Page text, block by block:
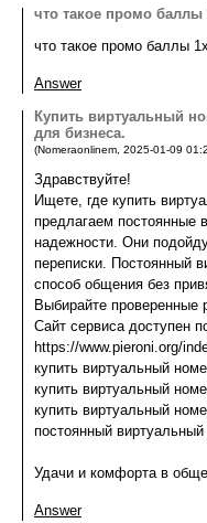
что такое промо баллы
что такое промо баллы
Answer
Купить виртуальный
для бизнеса.
(Nomeraonlinem 2025-01-09
Здравствуйте!
Ищете, где купить
предлагаем постоянные
надежности. Они
переписки. Постоянный
способ общения без
Выбирайте
Сайт сервиса доступен
https://www.pieroni.org/
купить виртуальный
купить виртуальный
купить виртуальный
постоянный
Удачи и комфорта в
Answer